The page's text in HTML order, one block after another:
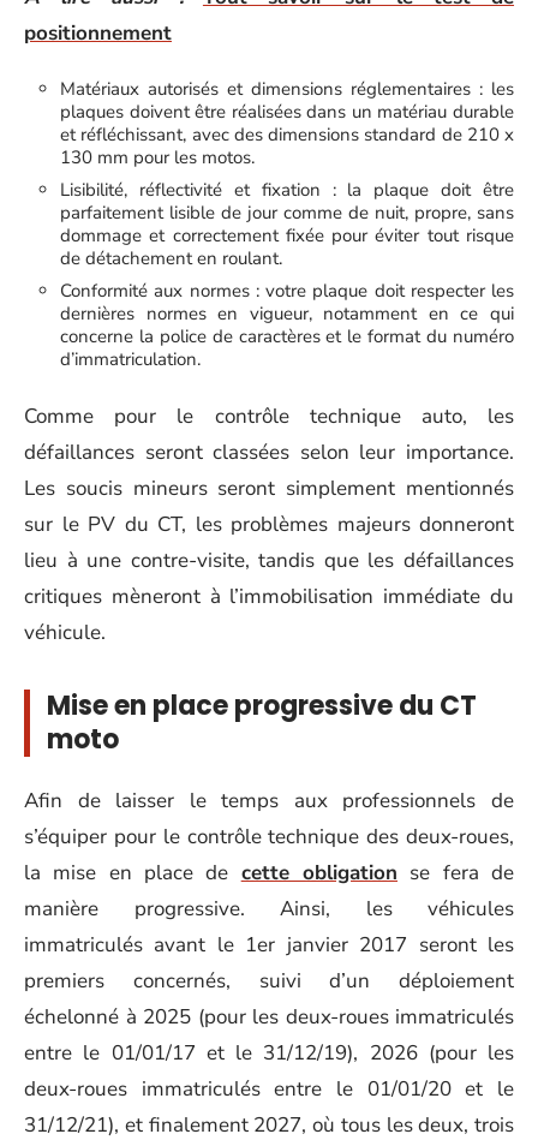
positionnement
Matériaux autorisés et dimensions réglementaires : les
plaques doivent être réalisées dans un matériau durable
et réfléchissant, avec des dimensions standard de 210 x
130 mm pour les motos.
Lisibilité, réflectivité et fixation : la plaque doit être
parfaitement lisible de jour comme de nuit, propre, sans
dommage et correctement fixée pour éviter tout risque
de détachement en roulant.
Conformité aux normes : votre plaque doit respecter les
dernières normes en vigueur, notamment en ce qui
concerne la police de caractères et le format du numéro
d’immatriculation.
Comme pour le contrôle technique auto, les
défaillances seront classées selon leur importance.
Les soucis mineurs seront simplement mentionnés
sur le PV du CT, les problèmes majeurs donneront
lieu à une contre-visite, tandis que les défaillances
critiques mèneront à l’immobilisation immédiate du
véhicule.
Mise en place progressive du CT
moto
Afin de laisser le temps aux professionnels de
s’équiper pour le contrôle technique des deux-roues,
la mise en place de cette obligation se fera de
manière progressive. Ainsi, les véhicules
immatriculés avant le 1er janvier 2017 seront les
premiers concernés, suivi d’un déploiement
échelonné à 2025 (pour les deux-roues immatriculés
entre le 01/01/17 et le 31/12/19), 2026 (pour les
deux-roues immatriculés entre le 01/01/20 et le
31/12/21), et finalement 2027, où tous les deux, trois